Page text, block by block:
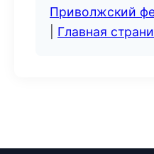
Приволжский
Главная